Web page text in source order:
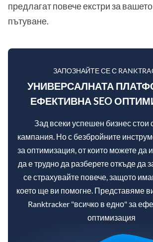
предлагат повече екстри за
пътуване.
ЗАПОЗНАЙТЕ СЕ С
УНИВЕРСАЛНАТА
ЕФЕКТИВНА SEO
Зад всеки успешен бизнес стои
кампания. Но с безбройните
за оптимизация, от които можете да
да е трудно да разберете откъде да
се страхувайте повече, защото
което ще ви помогне. Представяме
Ranktracker "всичко в едно" за
оптимизация